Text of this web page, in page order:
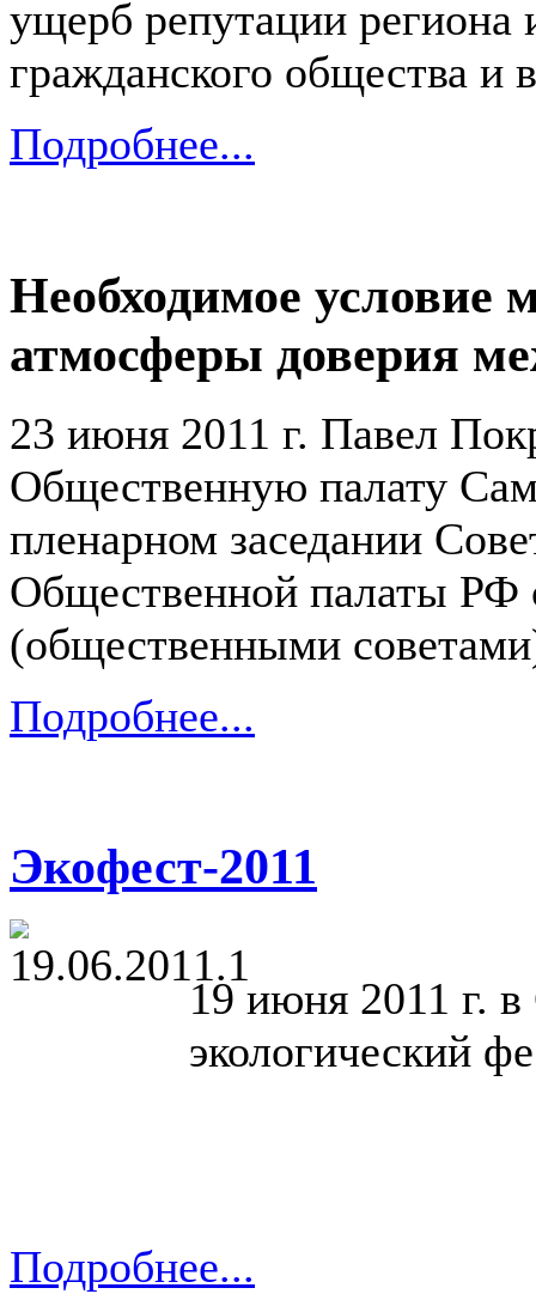
ущерб репутации
гражданского общества и
Подробнее...
Необходимое условие
атмосферы доверия
23 июня 2011 г. Павел
Общественную палату
пленарном заседании
Общественной палаты РФ
(общественными
Подробнее...
Экофест-2011
19 июня 2011 г.
экологический
Подробнее...